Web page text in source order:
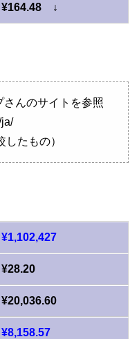
¥164.48 ↓
んのサイトを参照
したもの）
¥1,102,427
¥28.20
¥20,036.60
¥8,158.57